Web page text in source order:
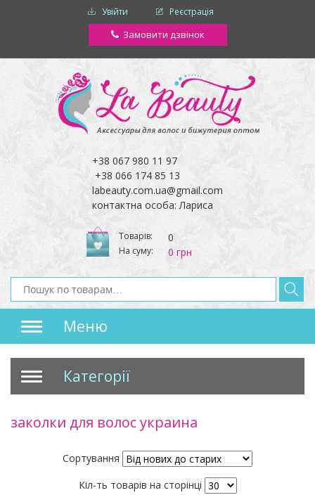
Увійти Реєстрація
Замовити дзвінок
+38 067 980 11 97
+38 066 174 85 13
labeauty.com.ua@gmail.com
контактна особа: Лариса
Товарів: 0
На суму: 0 грн
Меню
Категорії
заколки для волос украина
Сортування
Кіл-ть товарів на сторінці